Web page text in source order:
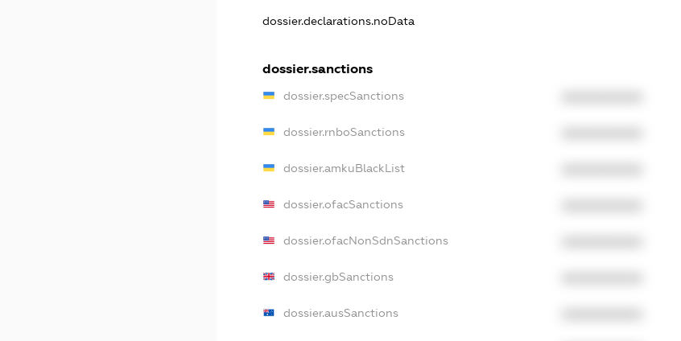
dossier.declarations.noData
dossier.sanctions
dossier.specSanctions
dossier.rnboSanctions
dossier.amkuBlackList
dossier.ofacSanctions
dossier.ofacNonSdnSanctions
dossier.gbSanctions
dossier.ausSanctions